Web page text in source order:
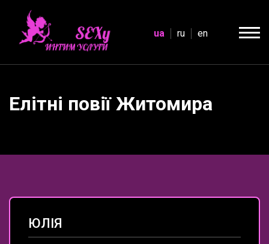
ua ru en
Елітні повії Житомира
ЮЛІЯ